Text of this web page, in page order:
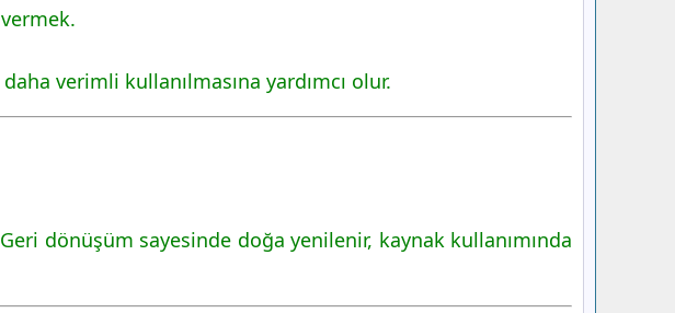
verimli kullanılmasına yardımcı olur.
dönüşüm sayesinde doğa yenilenir, kaynak kullanımında